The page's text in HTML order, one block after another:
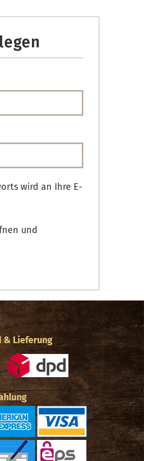
wird an Ihre E-
und
& Lieferung